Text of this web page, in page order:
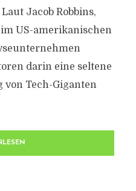
Jacob Robbins,
US-amerikanischen
darin eine seltene
von Tech-Giganten